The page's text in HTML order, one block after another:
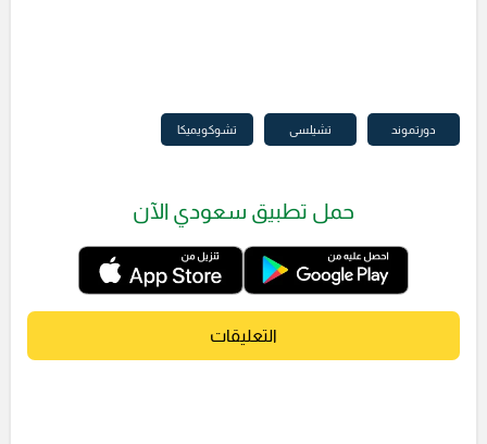
دورتموند تشيلسى تشوكويميكا
حمل تطبيق سعودي الآن
التعليقات